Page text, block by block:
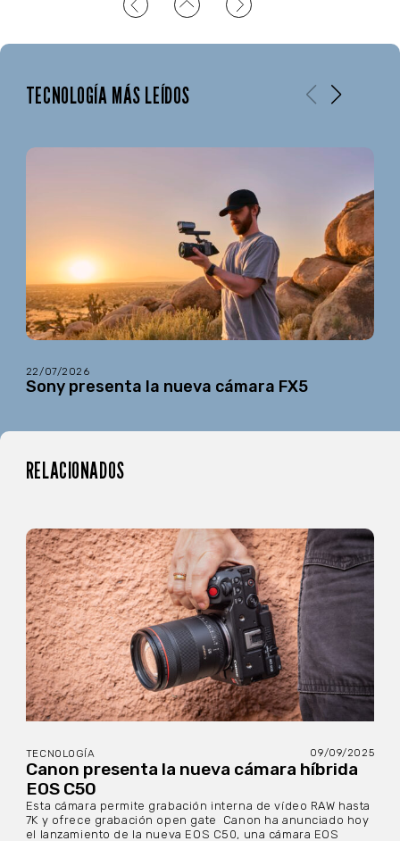
TECNOLOGÍA MÁS LEÍDOS
22/07/2026
Sony presenta la nueva cámara FX5
RELACIONADOS
TECNOLOGÍA 09/09/2025
Canon presenta la nueva cámara híbrida
EOS C50
Esta cámara permite grabación interna de vídeo RAW hasta
7K y ofrece grabación open gate Canon ha anunciado hoy
el lanzamiento de la nueva EOS C50, una cámara EOS